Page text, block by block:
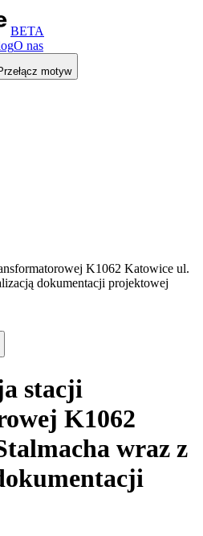
BETA
O nas
motyw
K1062 Katowice ul.
dokumentacji projektowej
stacji
K1062
wraz z